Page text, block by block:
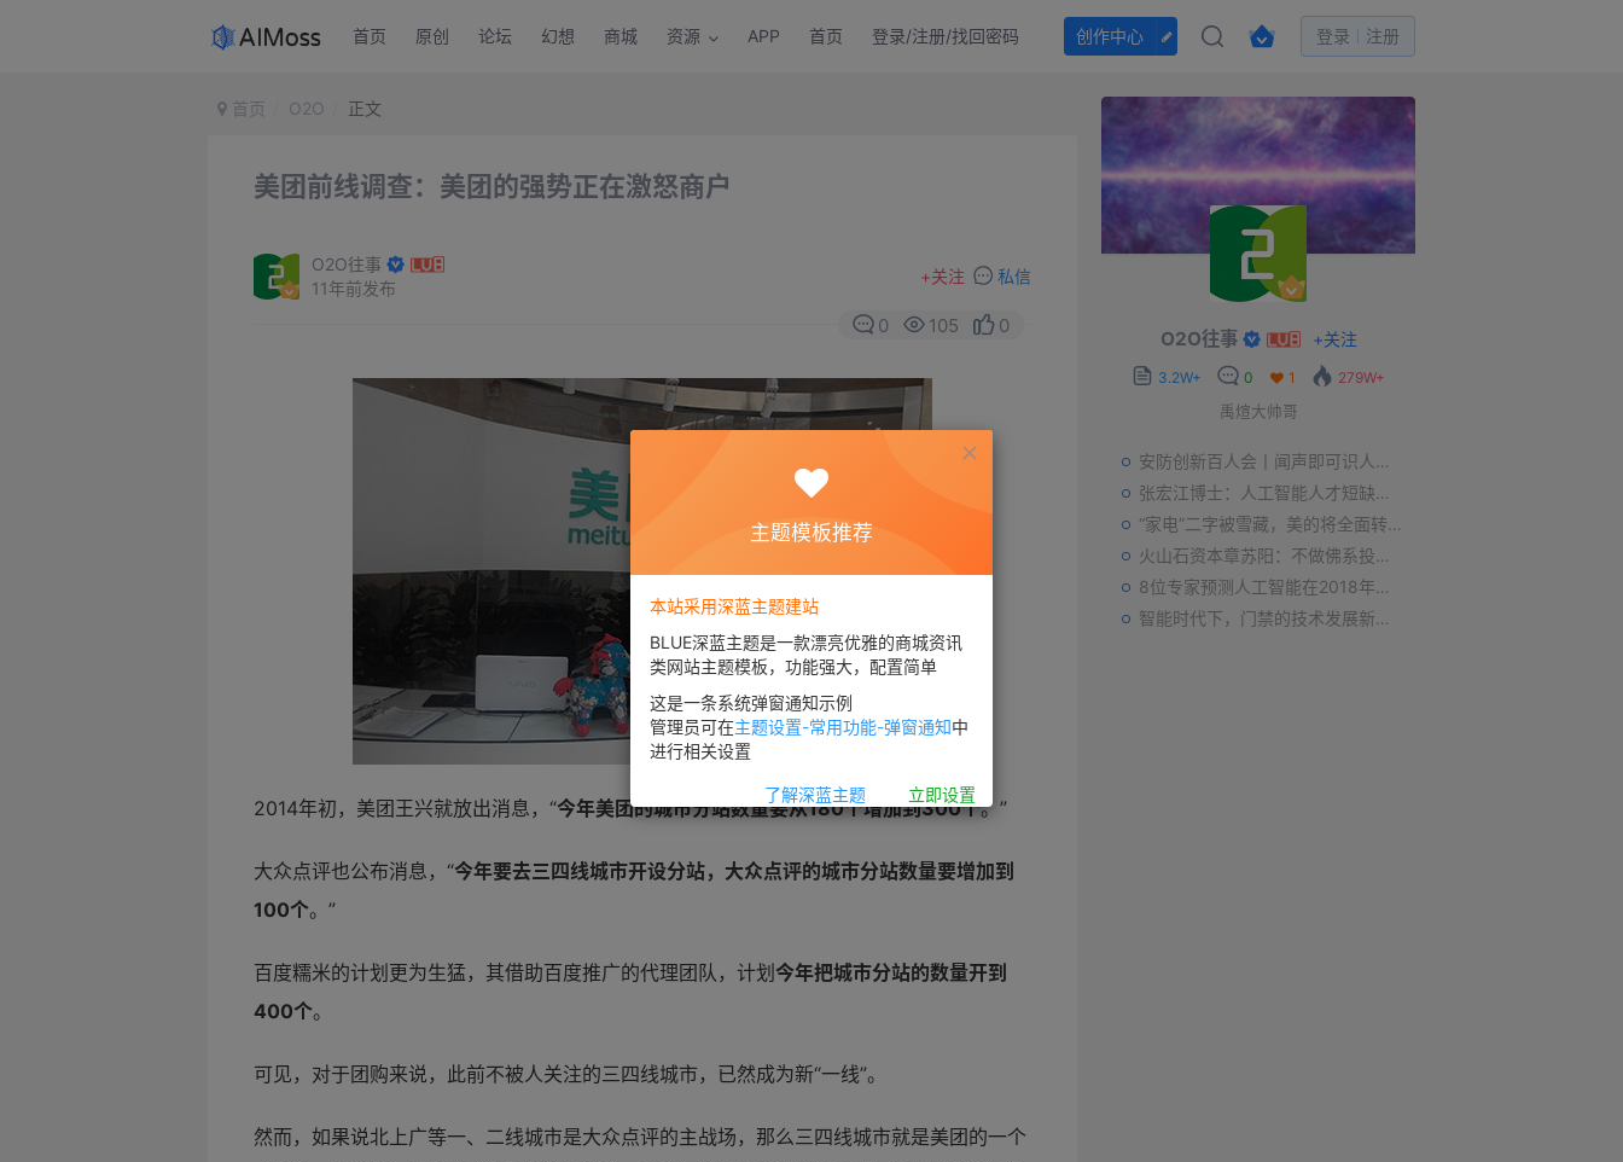
首页 原创 论坛 幻想 商城 资源 APP 首页 登录/注册/找回密码 创作中心 登录 注册
首页 O2O 正文
美团前线调查：美团的强势正在激怒商户
O2O往事
11年前发布
+关注 私信
0 105 0
2014年初，美团王兴就放出消息，“今年美团的城市分站数量要从180个增加到300个。”
大众点评也公布消息，“今年要去三四线城市开设分站，大众点评的城市分站数量要增加到
100个。”
百度糯米的计划更为生猛，其借助百度推广的代理团队，计划 今年把城市分站的数量开到
400个。
可见，对于团购来说，此前不被人关注的三四线城市，已然成为新“一线”。
然而，如果说北上广等一、二线城市是大众点评的主战场，那么三四线城市就是美团的一个
O2O往事 +关注
3.2W+ 0 1
279W+
禹煊大帅哥
安防创新百人会丨闻声即可识人，虚拟诈骗的克星——声纹识别
张宏江博士：人工智能人才短缺是世界性问题
“家电”二字被雪藏，美的将全面转型智能制造？
火山石资本章苏阳：不做佛系投资人，为企业价值战斗到底
8位专家预测人工智能在2018年对我们的影响
智能时代下，门禁的技术发展新趋势
主题模板推荐
本站采用深蓝主题建站
BLUE深蓝主题是一款漂亮优雅的商城资讯
类网站主题模板，功能强大，配置简单
这是一条系统弹窗通知示例
管理员可在主题设置-常用功能-弹窗通知中
进行相关设置
了解深蓝主题 立即设置